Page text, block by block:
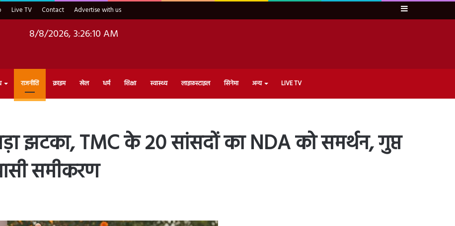
Live TV Contact Advertise with us Sidebar
8/8/2026, 3:26:11 AM
राजनीति क्राइम खेल धर्म शिक्षा स्वास्थ्य लाइफ़स्टाइल सिनेमा अन्य LIVE TV
झटका, TMC के 20 सांसदों का NDA को समर्थन, गुप्त
समीकरण